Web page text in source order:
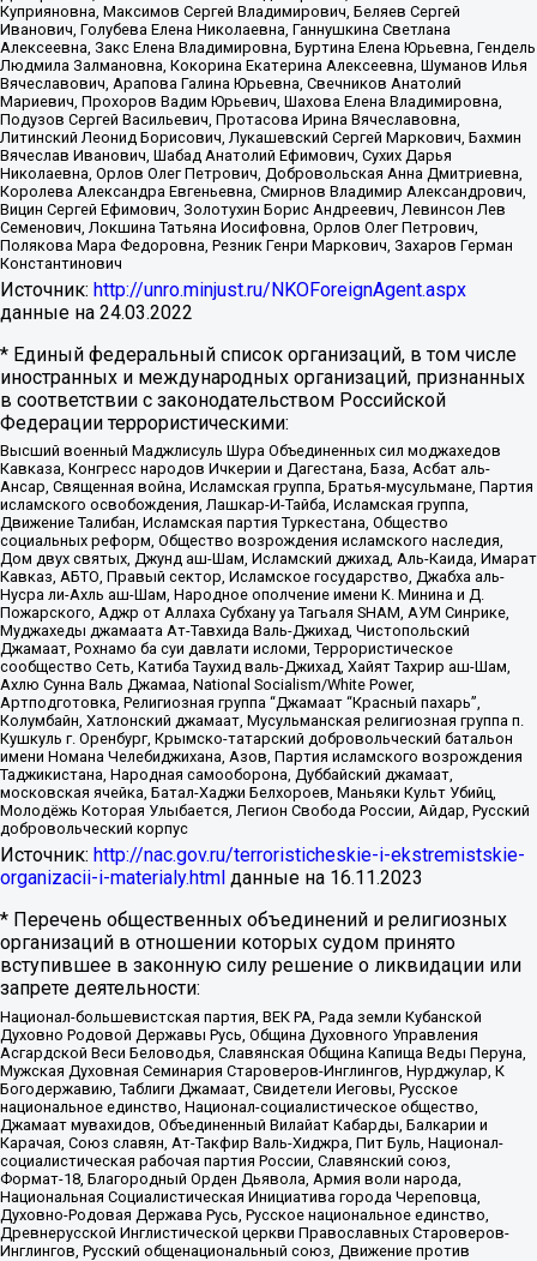
Куприяновна, Максимов Сергей Владимирович, Беляев Сергей
Иванович, Голубева Елена Николаевна, Ганнушкина Светлана
Алексеевна, Закс Елена Владимировна, Буртина Елена Юрьевна, Гендель
Людмила Залмановна, Кокорина Екатерина Алексеевна, Шуманов Илья
Вячеславович, Арапова Галина Юрьевна, Свечников Анатолий
Мариевич, Прохоров Вадим Юрьевич, Шахова Елена Владимировна,
Подузов Сергей Васильевич, Протасова Ирина Вячеславовна,
Литинский Леонид Борисович, Лукашевский Сергей Маркович, Бахмин
Вячеслав Иванович, Шабад Анатолий Ефимович, Сухих Дарья
Николаевна, Орлов Олег Петрович, Добровольская Анна Дмитриевна,
Королева Александра Евгеньевна, Смирнов Владимир Александрович,
Вицин Сергей Ефимович, Золотухин Борис Андреевич, Левинсон Лев
Семенович, Локшина Татьяна Иосифовна, Орлов Олег Петрович,
Полякова Мара Федоровна, Резник Генри Маркович, Захаров Герман
Константинович
Источник: http://unro.minjust.ru/NKOForeignAgent.aspx
данные на 24.03.2022
* Единый федеральный список организаций, в том числе
иностранных и международных организаций, признанных
в соответствии с законодательством Российской
Федерации террористическими:
Высший военный Маджлисуль Шура Объединенных сил моджахедов
Кавказа, Конгресс народов Ичкерии и Дагестана, База, Асбат аль-
Ансар, Священная война, Исламская группа, Братья-мусульмане, Партия
исламского освобождения, Лашкар-И-Тайба, Исламская группа,
Движение Талибан, Исламская партия Туркестана, Общество
социальных реформ, Общество возрождения исламского наследия,
Дом двух святых, Джунд аш-Шам, Исламский джихад, Аль-Каида, Имарат
Кавказ, АБТО, Правый сектор, Исламское государство, Джабха аль-
Нусра ли-Ахль аш-Шам, Народное ополчение имени К. Минина и Д.
Пожарского, Аджр от Аллаха Субхану уа Тагьаля SHAM, АУМ Синрике,
Муджахеды джамаата Ат-Тавхида Валь-Джихад, Чистопольский
Джамаат, Рохнамо ба суи давлати исломи, Террористическое
сообщество Сеть, Катиба Таухид валь-Джихад, Хайят Тахрир аш-Шам,
Ахлю Сунна Валь Джамаа, National Socialism/White Power,
Артподготовка, Религиозная группа “Джамаат “Красный пахарь”,
Колумбайн, Хатлонский джамаат, Мусульманская религиозная группа п.
Кушкуль г. Оренбург, Крымско-татарский добровольческий батальон
имени Номана Челебиджихана, Азов, Партия исламского возрождения
Таджикистана, Народная самооборона, Дуббайский джамаат,
московская ячейка, Батал-Хаджи Белхороев, Маньяки Культ Убийц,
Молодёжь Которая Улыбается, Легион Свобода России, Айдар, Русский
добровольческий корпус
Источник: http://nac.gov.ru/terroristicheskie-i-ekstremistskie-
organizacii-i-materialy.html данные на 16.11.2023
* Перечень общественных объединений и религиозных
организаций в отношении которых судом принято
вступившее в законную силу решение о ликвидации или
запрете деятельности:
Национал-большевистская партия, ВЕК РА, Рада земли Кубанской
Духовно Родовой Державы Русь, Община Духовного Управления
Асгардской Веси Беловодья, Славянская Община Капища Веды Перуна,
Мужская Духовная Семинария Староверов-Инглингов, Нурджулар, К
Богодержавию, Таблиги Джамаат, Свидетели Иеговы, Русское
национальное единство, Национал-социалистическое общество,
Джамаат мувахидов, Объединенный Вилайат Кабарды, Балкарии и
Карачая, Союз славян, Ат-Такфир Валь-Хиджра, Пит Буль, Национал-
социалистическая рабочая партия России, Славянский союз,
Формат-18, Благородный Орден Дьявола, Армия воли народа,
Национальная Социалистическая Инициатива города Череповца,
Духовно-Родовая Держава Русь, Русское национальное единство,
Древнерусской Инглистической церкви Православных Староверов-
Инглингов, Русский общенациональный союз, Движение против